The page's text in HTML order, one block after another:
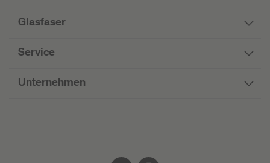
Glasfaser
Service
Unternehmen